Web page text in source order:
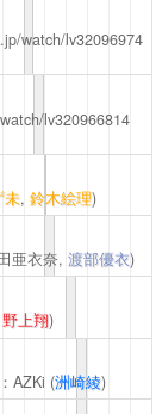
watch/lv32096974
lv320966814
未, 鈴木絵理)
亜衣奈, 渡部優衣)
野上翔)
AZKi (洲崎綾)